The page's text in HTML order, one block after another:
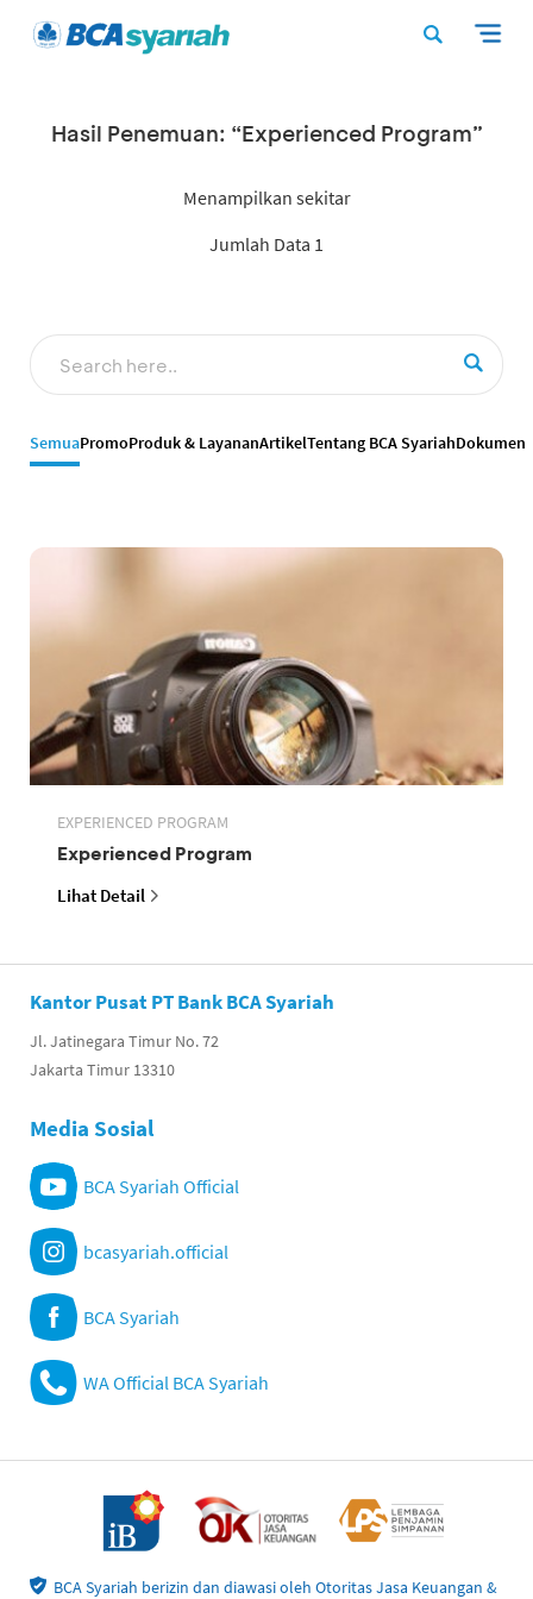
Hasil Penemuan: “Experienced Program”
Menampilkan sekitar
Jumlah Data 1
SemuaPromoProduk & LayananArtikelTentang BCA SyariahDokumen
EXPERIENCED PROGRAM
Experienced Program
Lihat Detail
Kantor Pusat PT Bank BCA Syariah
Jl. Jatinegara Timur No. 72
Jakarta Timur 13310
Media Sosial
BCA Syariah Official
bcasyariah.official
BCA Syariah
WA Official BCA Syariah
BCA Syariah berizin dan diawasi oleh Otoritas Jasa Keuangan &